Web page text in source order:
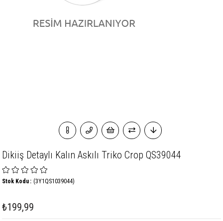
Dikiiş Detaylı Kalın Askılı Triko Crop QS39044
(3Y1QS1039044)
Stok Kodu
₺199,99